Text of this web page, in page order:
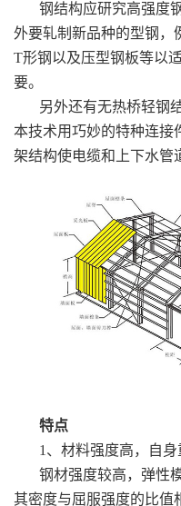
钢结构应研究高强度
外要轧制新品种的型钢，
T形钢以及压型钢板等以
要。
另外还有无热桥轻钢
本技术用巧妙的特种连接
架结构使电缆和上下水管
特点
1、材料强度高，自身
钢材强度较高，弹性
其密度与屈服强度的比值